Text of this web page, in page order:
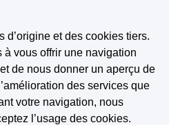
pu lui laisser sa veste
Signaler
d’origine et des cookies tiers.
vous offrir une navigation
de nous donner un aperçu de
des services que
votre navigation, nous
l’usage des cookies.